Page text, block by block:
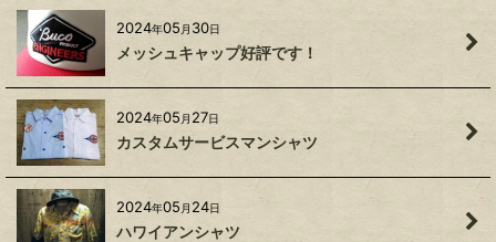
2024年05 月 30日
メッシュキャップ好評です！
2024年05 月 27日
カスタムサービスマンシャツ
2024年05 月 24日
ハワイアンシャツ